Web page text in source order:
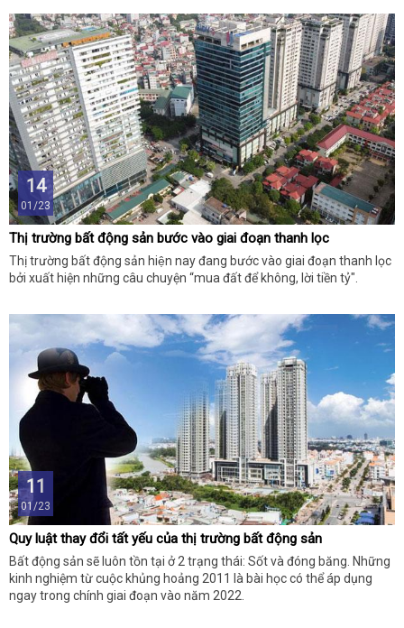
14
01/23
Thị trường bất động sản bước vào giai đoạn thanh lọc
Thị trường bất động sản hiện nay đang bước vào giai đoạn thanh lọc
bởi xuất hiện những câu chuyện “mua đất để không, lời tiền tỷ".
11
01/23
Quy luật thay đổi tất yếu của thị trường bất động sản
Bất động sản sẽ luôn tồn tại ở 2 trạng thái: Sốt và đóng băng. Những
kinh nghiệm từ cuộc khủng hoảng 2011 là bài học có thể áp dụng
ngay trong chính giai đoạn vào năm 2022.